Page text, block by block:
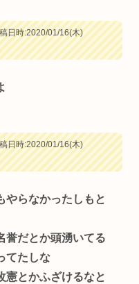
日時:2020/01/16(木)
日時:2020/01/16(木)
やらなかったしもと
誉だとか頭湧いてる
てたしな
憲とかふざけるなと